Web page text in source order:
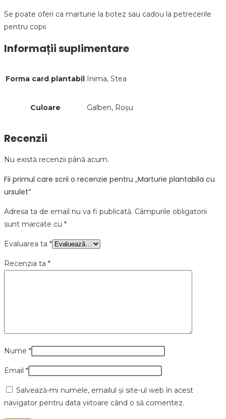
Se poate oferi ca marturie la botez sau cadou la petrecerile
pentru copii.
Informații suplimentare
Forma card plantabil Inima, Stea
Culoare Galben, Roșu
Recenzii
Nu există recenzii până acum.
Fii primul care scrii o recenzie pentru „Marturie plantabila cu
ursulet”
Adresa ta de email nu va fi publicată. Câmpurile obligatorii
sunt marcate cu *
Evaluarea ta *
Recenzia ta *
Nume *
Email *
Salvează-mi numele, emailul și site-ul web în acest
navigator pentru data viitoare când o să comentez.